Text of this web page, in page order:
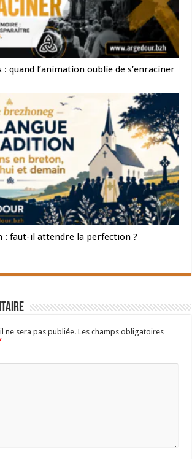
quand l’animation oublie de s’enraciner
: faut-il attendre la perfection ?
ne sera pas publiée. Les champs obligatoires